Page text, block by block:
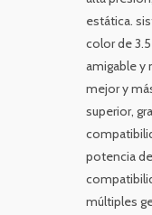
estática.
color de
amigable y
mejor y
superior,
potencia
múltiples